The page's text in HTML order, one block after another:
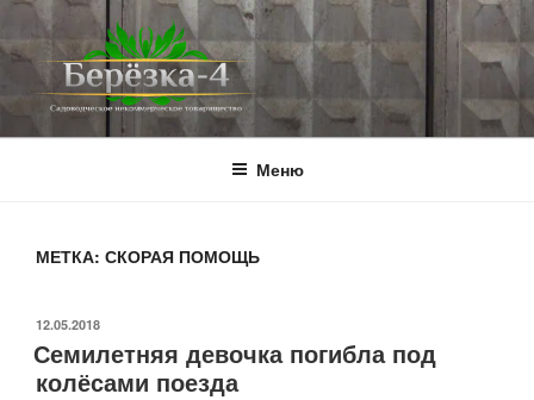
Перейти
к
содержимому
BEREZKA4.RU
СНТ Берёзка-4
Меню
МЕТКА: СКОРАЯ ПОМОЩЬ
ОПУБЛИКОВАНО
12.05.2018
Семилетняя девочка погибла под
колёсами поезда